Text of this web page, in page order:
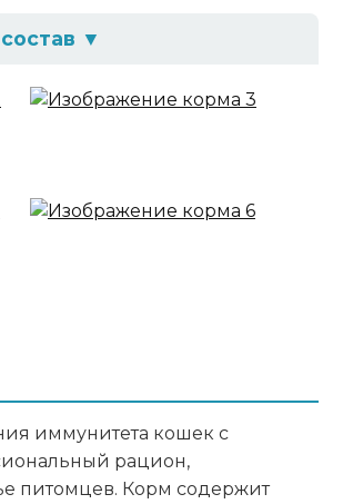
▼
L-карнитин, натуральный
иммунитета кошек с
рацион,
питомцев. Корм содержит